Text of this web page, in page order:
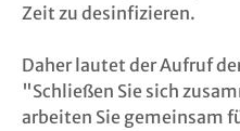
Zeit zu desinfizieren.
Daher lautet der Aufruf
"Schließen Sie sich
arbeiten Sie gemeinsam